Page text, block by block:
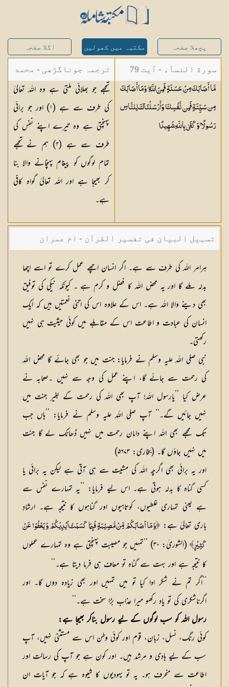
پچھلا صفحہ مکتبہ میں کھولیں اگلا صفحہ
سورة النسآء - آیت 79
مَّا أَصَابَكَ مِنْ حَسَنَةٍ فَمِنَ اللَّهِ ۖ وَمَا أَصَابَكَ
مِن سَيِّئَةٍ فَمِن نَّفْسِكَ ۚ وَأَرْسَلْنَاكَ لِلنَّاسِ
رَسُولًا ۚ وَكَفَىٰ بِاللَّهِشَهِيدًا
ترجمہ جوناگڑھی - محمد
جونا گڑھی
تجھے جو بھلائی ملتی ہے وہ اللہ تعالیٰ
کی طرف سے ہے (١) اور جو برائی
پہنچتی ہے وہ تیرے اپنے نفس کی
طرف سے ہے (٢) ہم نے تجھے
تمام لوگوں کو پیغام پہنچانے والا بنا
کر بھیجا ہے اور اللہ تعالیٰ گواہ کافی
ہے۔
تسہیل البیان فی تفسیر القرآن - ام عمران
شکیلہ بنت میاں فضل حسین
ہرامر اللہ کی طرف سے ہے۔ اگر انسان اچھے عمل کرے تو اسے اچھا
بدلہ ملے گا اور یہ محض اللہ کا فضل و کرم ہے ۔ کیونکہ نیکی کی توفیق
بھی دینے والا اللہ ہے۔ اس کے علاوہ اس کی اتنی نعمتیں ہیں کہ ایک
انسان کی عبادت و اطاعت اس کے مقابلے میں کوئی حیثیت ہی نہیں
رکھتی۔
نبی صلی اللہ علیہ وسلم نے فرمایا: جنت میں جو بھی جائے گا محض اللہ
کی رحمت سے جائے گا، اپنے عمل کی وجہ سے نہیں ۔صحابہ نے
عرض کیا ’’یارسول اللہ! آپ بھی اللہ کی رحمت کے بغیر جنت میں
نہیں جائیں گے۔‘‘ آپ صلی اللہ علیہ وسلم نے فرمایا: ’’ہاں جب
تک مجھے بھی اللہ اپنے دامان رحمت میں نہیں ڈھانک لے گا جنت
میں نہیں جاؤں گا۔ (بخاری: ۵۶۷۳)
اور یہ برائی بھی اگرچہ اللہ کی مشیت سے ہی آتی ہے لیکن یہ برائی یا
کسی گناہ کا بدلہ ہوتی ہے۔ اس لیے فرمایا: ’’یہ تمہارے نفس سے
ہے یعنی تمہاری غلطیوں، کوتاہیوں اور گناہوں کا نتیجہ ہے۔ ارشادِ
باری تعالیٰ ہے: ﴿وَ مَا اَصَابَكُمْ مِّنْ مُّصِيْبَةٍ فَبِمَا كَسَبَتْ اَيْدِيْكُمْ وَ يَعْفُوْا عَنْ
كَثِيْرٍ﴾
(الشوریٰ: ۳۰) ’’تمہیں جو مصیبت پہنچتی ہے وہ تمہارے عملوں
کا نتیجہ ہے اور بہت سے گناہ تو معاف ہی فرما دیتا ہے۔‘‘
’’اگر تم نے شکر ادا کیا تو میں تمہیں اور بھی زیادہ دوں گا۔ اور
اگرناشکری کی تو یاد رکھو میرا عذاب بڑا سخت ہے۔‘‘
رسول اللہ کو سب لوگوں کے لیے رسول بناکر بھیجا ہے:
کوئی رنگ، نسل، زبان، قوم اور کوئی وطن اس سے مستثنیٰ نہیں، آپ
سب کے لیے ہادی و مرشد ہیں۔ اور کون ہے جو آپ کی رسالت اور
اطاعت سے منحرف ہو۔ یہ تو یہودیوں کا شیوہ ہے کہ جو آیات ان